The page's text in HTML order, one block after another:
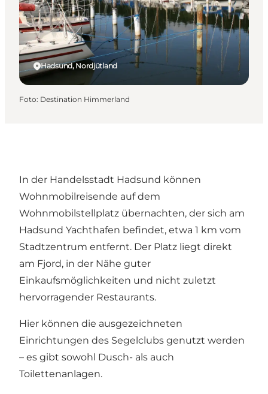
Hadsund, Nordjütland
Foto: Destination Himmerland
In der Handelsstadt Hadsund können
Wohnmobilreisende auf dem
Wohnmobilstellplatz übernachten, der sich am
Hadsund Yachthafen befindet, etwa 1 km vom
Stadtzentrum entfernt. Der Platz liegt direkt
am Fjord, in der Nähe guter
Einkaufsmöglichkeiten und nicht zuletzt
hervorragender Restaurants.
Hier können die ausgezeichneten
Einrichtungen des Segelclubs genutzt werden
– es gibt sowohl Dusch- als auch
Toilettenanlagen.